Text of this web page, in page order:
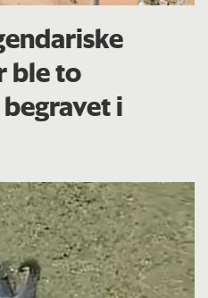
ble to
i